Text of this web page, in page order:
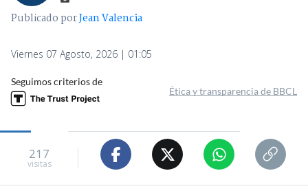
Publicado porJean Valencia
Viernes 07 Agosto, 2026 | 01:05
Seguimos criterios de
Ética y transparencia de BBCL
217
visitas